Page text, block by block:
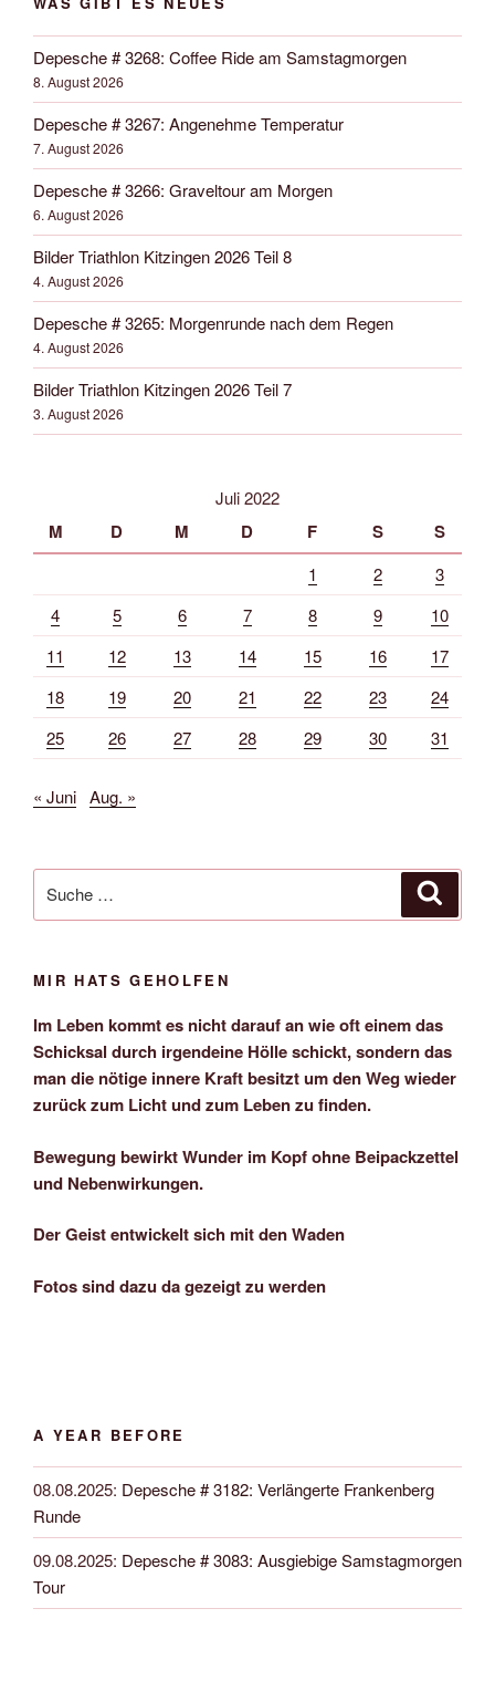
Depesche # 3268: Coffee Ride am Samstagmorgen
8. August 2026
Depesche # 3267: Angenehme Temperatur
7. August 2026
Depesche # 3266: Graveltour am Morgen
6. August 2026
Bilder Triathlon Kitzingen 2026 Teil 8
4. August 2026
Depesche # 3265: Morgenrunde nach dem Regen
4. August 2026
Bilder Triathlon Kitzingen 2026 Teil 7
3. August 2026
Juli 2022
M D M D F S S
1 2
3
4
5 6 7 8 9
10
11
12 13 14 15 16
17
18
19 20 21 22 23
24
25
26 27 28 29 30 31
« Juni Aug. »
nach:
MIR HATS GEHOLFEN
Im Leben kommt es nicht darauf an wie oft einem das
Schicksal durch irgendeine Hölle schickt, sondern das
man die nötige innere Kraft besitzt um den Weg wieder
zurück zum Licht und zum Leben zu finden.
Bewegung bewirkt Wunder im Kopf ohne Beipackzettel
und Nebenwirkungen.
Der Geist entwickelt sich mit den Waden
Fotos sind dazu da gezeigt zu werden
A YEAR BEFORE
08.08.2025: Depesche # 3182: Verlängerte Frankenberg
Runde
09.08.2025: Depesche # 3083: Ausgiebige Samstagmorgen
Tour